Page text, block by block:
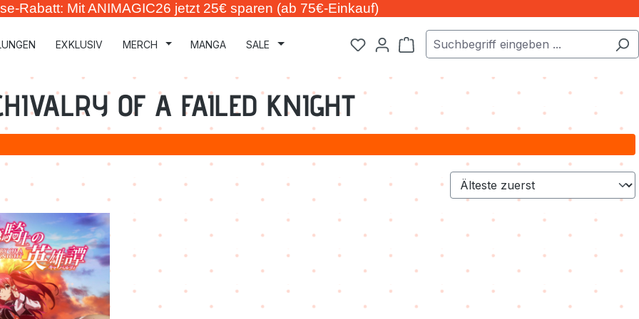
Rabatt: Mit ANIMAGIC26 jetzt 25€ sparen (ab 75€-Einkauf)
EXKLUSIV MERCH MANGA SALE Warenkorb enthält 0 Positionen. Der
OF A FAILED KNIGHT